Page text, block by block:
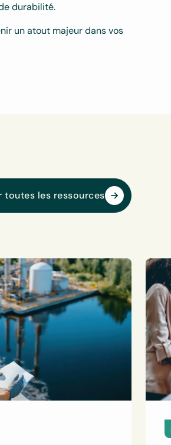
durabilité.
un atout majeur dans vos
toutes les ressources